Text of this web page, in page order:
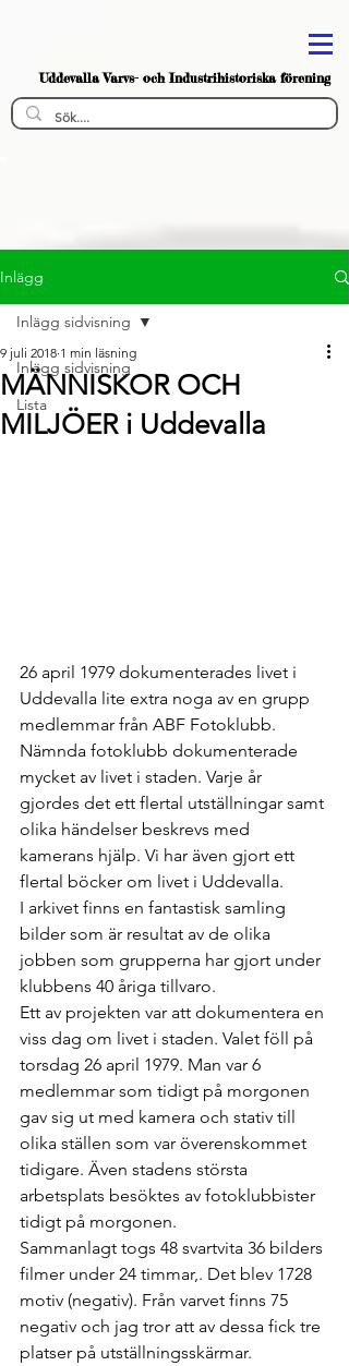
Uddevalla Varvs- och Industrihistoriska förening
Inlägg
Inlägg sidvisning
Lista
Inlägg sidvisning
MÄNNISKOR OCH
MILJÖER i Uddevalla
9 juli 2018 1 min läsning
26 april 1979 dokumenterades livet i
Uddevalla lite extra noga av en grupp
medlemmar från ABF Fotoklubb.
Nämnda fotoklubb dokumenterade
mycket av livet i staden. Varje år
gjordes det ett flertal utställningar samt
olika händelser beskrevs med
kamerans hjälp. Vi har även gjort ett
flertal böcker om livet i Uddevalla.
I arkivet finns en fantastisk samling
bilder som är resultat av de olika
jobben som grupperna har gjort under
klubbens 40 åriga tillvaro.
Ett av projekten var att dokumentera en
viss dag om livet i staden. Valet föll på
torsdag 26 april 1979. Man var 6
medlemmar som tidigt på morgonen
gav sig ut med kamera och stativ till
olika ställen som var överenskommet
tidigare. Även stadens största
arbetsplats besöktes av fotoklubbister
tidigt på morgonen.
Sammanlagt togs 48 svartvita 36 bilders
filmer under 24 timmar,. Det blev 1728
motiv (negativ). Från varvet finns 75
negativ och jag tror att av dessa fick tre
platser på utställningsskärmar.